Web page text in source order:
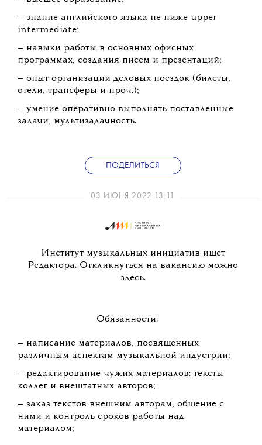
— знание английского языка не ниже upper-
intermediate;
— навыки работы в основных офисных
программах, создания писем и презентаций;
— опыт организации деловых поездок (билеты,
отели, трансферы и проч.);
— умение оперативно выполнять поставленные
задачи, мультизадачность.
ПОДЕЛИТЬСЯ
03 ИЮНЯ 2022 13:11
Институт музыкальных инициатив ищет
Редактора. Откликнуться на вакансию можно
здесь.
Обязанности:
— написание материалов, посвященных
различным аспектам музыкальной индустрии;
— редактирование чужих материалов: тексты
коллег и внештатных авторов;
— заказ текстов внешним авторам, общение с
ними и контроль сроков работы над
материалом;